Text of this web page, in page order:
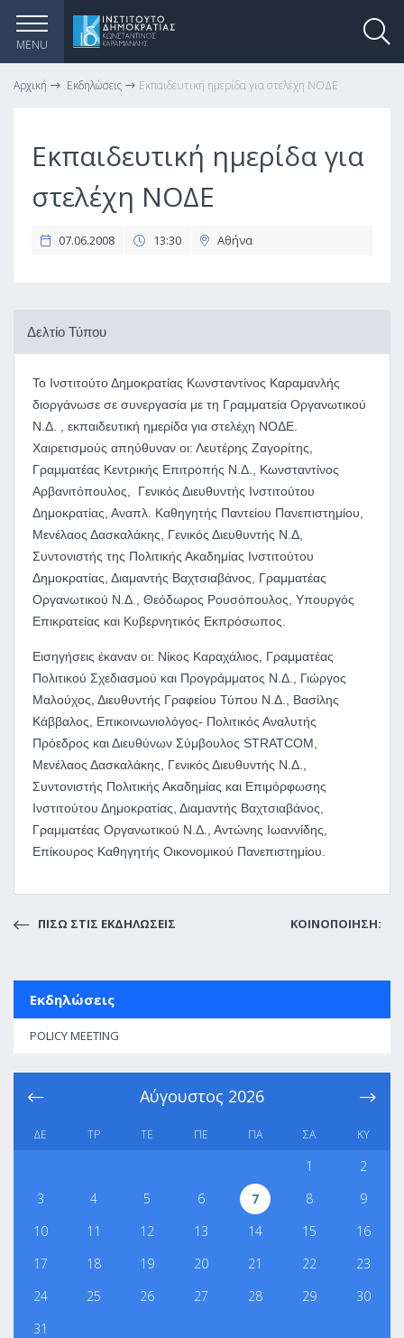
MENU
Αρχική Εκδηλώσεις Εκπαιδευτική ημερίδα για στελέχη ΝΟΔΕ
Εκπαιδευτική ημερίδα για
στελέχη ΝΟΔΕ
07.06.2008 13:30 Αθήνα
Δελτίο Τύπου
Το Ινστιτούτο Δημοκρατίας Κωνσταντίνος Καραμανλής
διοργάνωσε σε συνεργασία με τη Γραμματεία Οργανωτικού
Ν.Δ. , εκπαιδευτική ημερίδα για στελέχη ΝΟΔΕ.
Χαιρετισμούς απηύθυναν οι: Λευτέρης Ζαγορίτης,
Γραμματέας Κεντρικής Επιτροπής Ν.Δ., Κωνσταντίνος
Αρβανιτόπουλος, Γενικός Διευθυντής Ινστιτούτου
Δημοκρατίας, Αναπλ. Καθηγητής Παντείου Πανεπιστημίου,
Μενέλαος Δασκαλάκης, Γενικός Διευθυντής Ν.Δ,
Συντονιστής της Πολιτικής Ακαδημίας Ινστιτούτου
Δημοκρατίας, Διαμαντής Βαχτσιαβάνος, Γραμματέας
Οργανωτικού Ν.Δ., Θεόδωρος Ρουσόπουλος, Υπουργός
Επικρατείας και Κυβερνητικός Εκπρόσωπος.
Εισηγήσεις έκαναν οι: Νίκος Καραχάλιος, Γραμματέας
Πολιτικού Σχεδιασμού και Προγράμματος N.Δ., Γιώργος
Μαλούχος, Διευθυντής Γραφείου Τύπου Ν.Δ., Βασίλης
Κάββαλος, Επικοινωνιολόγος- Πολιτικός Αναλυτής
Πρόεδρος και Διευθύνων Σύμβουλος STRATCOM,
Μενέλαος Δασκαλάκης, Γενικός Διευθυντής Ν.Δ.,
Συντονιστής Πολιτικής Ακαδημίας και Επιμόρφωσης
Ινστιτούτου Δημοκρατίας, Διαμαντής Βαχτσιαβάνος,
Γραμματέας Οργανωτικού Ν.Δ., Αντώνης Ιωαννίδης,
Επίκουρος Καθηγητής Οικονομικού Πανεπιστημίου.
ΠΙΣΩ ΣΤΙΣ ΕΚΔΗΛΩΣΕΙΣ ΚΟΙΝΟΠΟΙΗΣΗ:
Εκδηλώσεις
POLICY MEETING
Αύγουστος 2026
ΔΕ ΤΡ ΤΕ ΠΕ ΠΑ ΣΑ ΚΥ
1
2
3
4 5 6 7 8
9
10
11 12 13 14 15
16
17
18 19 20 21 22
23
24
25 26 27 28 29
30
31